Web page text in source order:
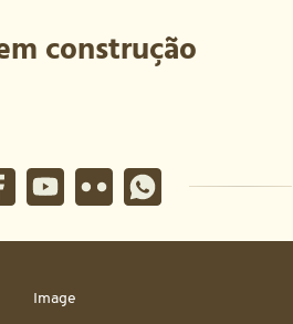
construção